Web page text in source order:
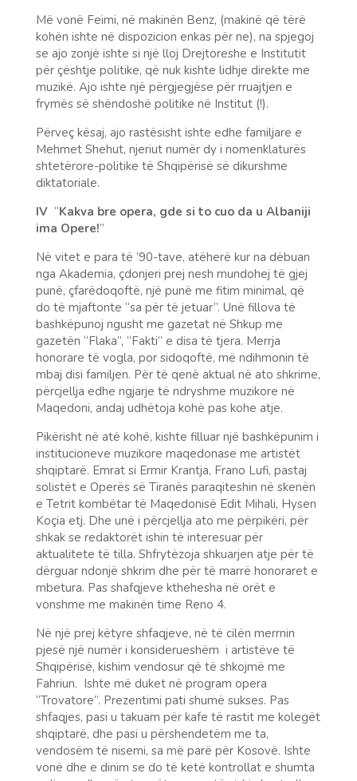
Më vonë Feimi, në makinën Benz, (makinë që tërë
kohën ishte në dispozicion enkas për ne), na spjegoj
se ajo zonjë ishte si një lloj Drejtoreshe e Institutit
për çështje politike, që nuk kishte lidhje direkte me
muzikë. Ajo ishte një përgjegjëse për rruajtjen e
frymës së shëndoshë politike në Institut (!).
Përveç kësaj, ajo rastësisht ishte edhe familjare e
Mehmet Shehut, njeriut numër dy i nomenklaturës
shtetërore-politike të Shqipërisë së dikurshme
diktatoriale.
IV “Kakva bre opera, gde si to cuo da u Albaniji
ima Opere!”
Në vitet e para të ’90-tave, atëherë kur na dëbuan
nga Akademia, çdonjeri prej nesh mundohej të gjej
punë, çfarëdoqoftë, një punë me fitim minimal, që
do të mjaftonte “sa për të jetuar”. Unë fillova të
bashkëpunoj ngusht me gazetat në Shkup me
gazetën “Flaka”, “Fakti” e disa të tjera. Merrja
honorare të vogla, por sidoqoftë, më ndihmonin të
mbaj disi familjen. Për të qenë aktual në ato shkrime,
përcjellja edhe ngjarje të ndryshme muzikore në
Maqedoni, andaj udhëtoja kohë pas kohe atje.
Pikërisht në atë kohë, kishte filluar një bashkëpunim i
institucioneve muzikore maqedonase me artistët
shqiptarë. Emrat si Ermir Krantja, Frano Lufi, pastaj
solistët e Operës së Tiranës paraqiteshin në skenën
e Tetrit kombëtar të Maqedonisë Edit Mihali, Hysen
Koçia etj. Dhe unë i përcjellja ato me përpikëri, për
shkak se redaktorët ishin të interesuar për
aktualitete të tilla. Shfrytëzoja shkuarjen atje për të
dërguar ndonjë shkrim dhe për të marrë honoraret e
mbetura. Pas shafqjeve kthehesha në orët e
vonshme me makinën time Reno 4.
Në një prej këtyre shfaqjeve, në të cilën merrnin
pjesë një numër i konsiderueshëm i artistëve të
Shqipërisë, kishim vendosur që të shkojmë me
Fahriun. Ishte më duket në program opera
“Trovatore”. Prezentimi pati shumë sukses. Pas
shfaqjes, pasi u takuam për kafe të rastit me kolegët
shqiptarë, dhe pasi u përshendetëm me ta,
vendosëm të nisemi, sa më parë për Kosovë. Ishte
vonë dhe e dinim se do të ketë kontrollat e shumta